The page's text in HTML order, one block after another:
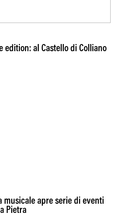
edition: al Castello di Colliano
musicale apre serie di eventi
Pietra